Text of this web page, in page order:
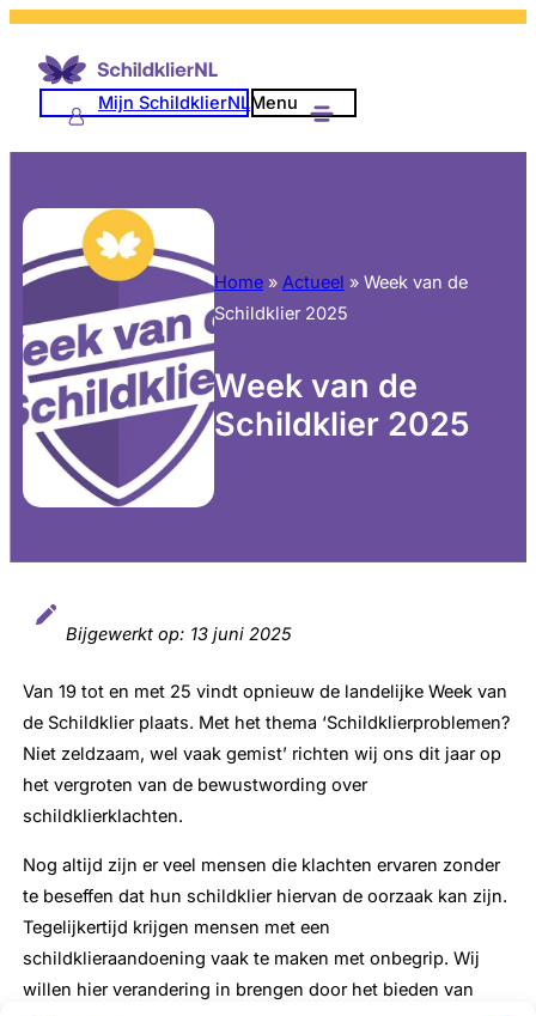
Mijn SchildklierNLMenu
Home» Actueel » Week van de
Schildklier 2025
Week van de
Schildklier 2025
Bijgewerkt op: 13 juni 2025
Van 19 tot en met 25 vindt opnieuw de landelijke Week van
de Schildklier plaats. Met het thema ‘Schildklierproblemen?
Niet zeldzaam, wel vaak gemist’ richten wij ons dit jaar op
het vergroten van de bewustwording over
schildklierklachten.
Nog altijd zijn er veel mensen die klachten ervaren zonder
te beseffen dat hun schildklier hiervan de oorzaak kan zijn.
Tegelijkertijd krijgen mensen met een
schildklieraandoening vaak te maken met onbegrip. Wij
willen hier verandering in brengen door het bieden van